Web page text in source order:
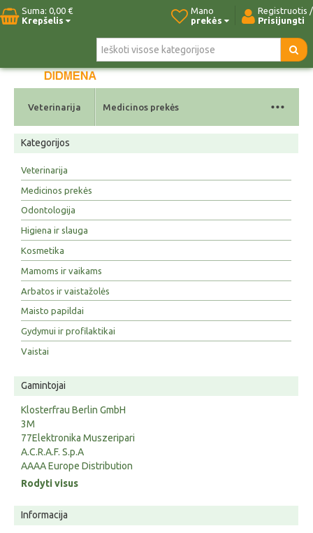
Suma: 0,00 €
Krepšelis
Registruotis /
Prisijungti
Mano
prekės
Pradžia Naujos prekės Kontaktai
Veterinarija Medicinos prekės ...
Kategorijos
Veterinarija
Medicinos prekės
Odontologija
Higiena ir slauga
Kosmetika
Mamoms ir vaikams
Arbatos ir vaistažolės
Maisto papildai
Gydymui ir profilaktikai
Vaistai
Gamintojai
Klosterfrau Berlin GmbH
3M
77Elektronika Muszeripari
A.C.R.A.F. S.p.A
AAAA Europe Distribution
Rodyti visus
Informacija